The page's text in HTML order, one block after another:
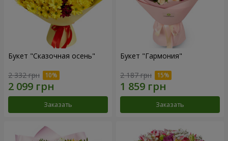
Букет "Сказочная осень"
2 332 грн
Заказать
Букет "Гармония"
2 187 грн
Заказать